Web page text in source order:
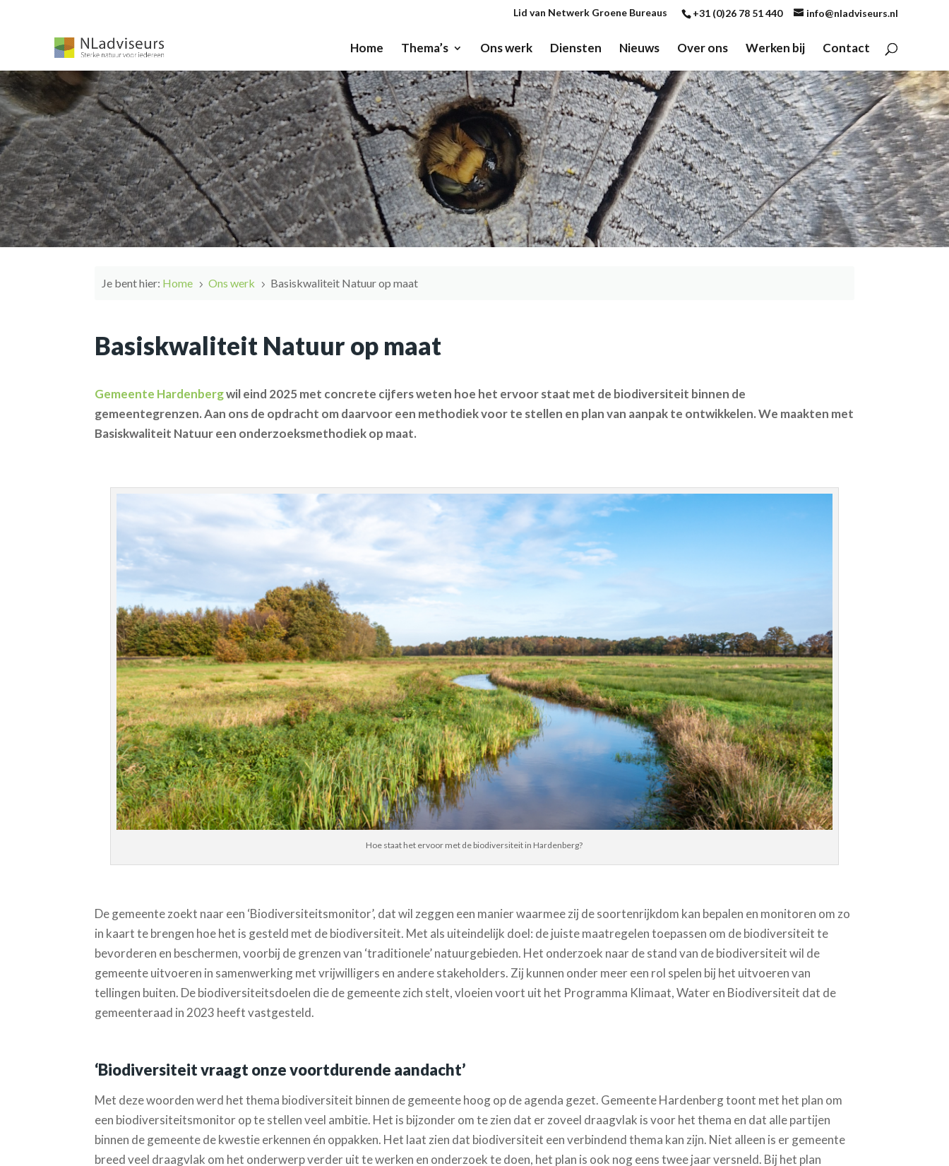
+31 (0)26 78 51 440 info@nladviseurs.nl
Lid van Netwerk Groene Bureaus
Home Thema’s Ons werk Diensten Nieuws Over ons Werken bij Contact
Je bent hier: Home 5 Ons werk 5 Basiskwaliteit Natuur op maat
Basiskwaliteit Natuur op maat
Gemeente Hardenbergwil eind 2025 met concrete cijfers weten hoe het ervoor staat met de biodiversiteit binnen de
gemeentegrenzen. Aan ons de opdracht om daarvoor een methodiek voor te stellen en plan van aanpak te ontwikkelen. We maakten met
Basiskwaliteit Natuur een onderzoeksmethodiek op maat.
Hoe staat het ervoor met de biodiversiteit in Hardenberg?
De gemeente zoekt naar een ‘Biodiversiteitsmonitor’, dat wil zeggen een manier waarmee zij de soortenrijkdom kan bepalen en monitoren om zo
in kaart te brengen hoe het is gesteld met de biodiversiteit. Met als uiteindelijk doel: de juiste maatregelen toepassen om de biodiversiteit te
bevorderen en beschermen, voorbij de grenzen van ‘traditionele’ natuurgebieden. Het onderzoek naar de stand van de biodiversiteit wil de
gemeente uitvoeren in samenwerking met vrijwilligers en andere stakeholders. Zij kunnen onder meer een rol spelen bij het uitvoeren van
tellingen buiten. De biodiversiteitsdoelen die de gemeente zich stelt, vloeien voort uit het Programma Klimaat, Water en Biodiversiteit dat de
gemeenteraad in 2023 heeft vastgesteld.
‘Biodiversiteit vraagt onze voortdurende aandacht’
Met deze woorden werd het thema biodiversiteit binnen de gemeente hoog op de agenda gezet. Gemeente Hardenberg toont met het plan om
een biodiversiteitsmonitor op te stellen veel ambitie. Het is bijzonder om te zien dat er zoveel draagvlak is voor het thema en dat alle partijen
binnen de gemeente de kwestie erkennen én oppakken. Het laat zien dat biodiversiteit een verbindend thema kan zijn. Niet alleen is er gemeente
breed veel draagvlak om het onderwerp verder uit te werken en onderzoek te doen, het plan is ook nog eens twee jaar versneld. Bij het plan